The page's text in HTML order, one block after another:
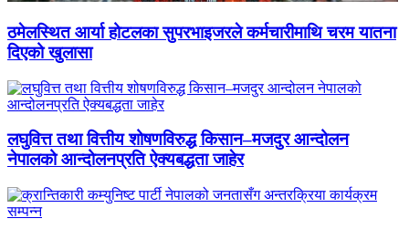
ठमेलस्थित आर्या होटलका सुपरभाइजरले कर्मचारीमाथि चरम यातना
दिएको खुलासा
लघुवित्त तथा वित्तीय शोषणविरुद्ध किसान–मजदुर आन्दोलन
नेपालको आन्दोलनप्रति ऐक्यबद्धता जाहेर